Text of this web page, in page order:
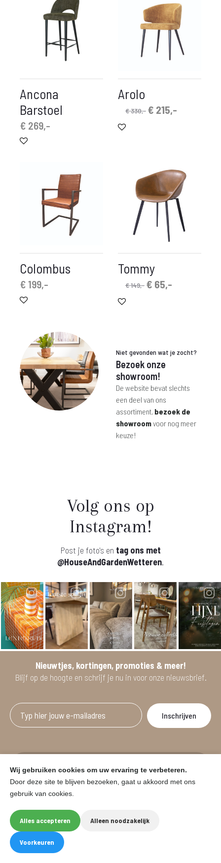
Ancona
Barstoel
€ 269,-
Arolo
€330,- Oorspronkelijke
€ 215,-
Colombus
€199,-
Tommy
€149,- Oorspronkelijke
€ 65,-
Niet gevonden wat je zocht?
Bezoek onze
showroom!
De website bevat slechts
een deel van ons
assortiment, bezoek de
showroomvoor nog meer
keuze!
Volg ons op
Instagram!
Post je foto's en tag ons met
@HouseAndGardenWetteren.
Nieuwtjes, kortingen, promoties & meer!
Blijf op de hoogte en schrijf je nu in voor onze nieuwsbrief.
vanaf minimum 2 willekeurige artikelen.
Onder voorbehoud van prijswijzigingen in de winkel en typfouten.
Wij gebruiken cookies om uw ervaring te verbeteren.
Door deze site te blijven bezoeken, gaat u akkoord met ons
gebruik van cookies.
Alles accepteren Alleen noodzakelijk
Voorkeuren